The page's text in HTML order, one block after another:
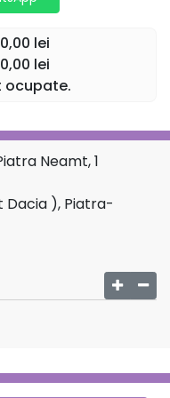
liniștită, alteori
în care sala întreagă
nu este doar spectator,
că aici, fiecare
om o regăsește în felul
despre apropiere.
mai ești singur într-o
spui nimic. Iar dacă
timp după ce totul se
lei
lei
ocupate.
Neamt, 1
Dacia ), Piatra-